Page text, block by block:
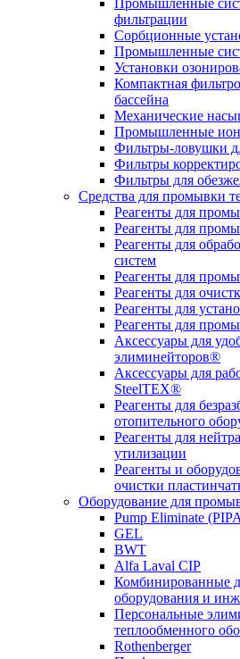
Промышленные
фильтрации
Сорбционные
Промышленные
Установки
Компактная
бассейна
Механические
Промышленные
Фильтры-ловушки
Фильтры
Фильтры для
Средства для промывки
Реагенты для
Реагенты для
Реагенты для
систем
Реагенты для
Реагенты для
Реагенты для
Реагенты для
Аксессуары для
элиминейторов®
Аксессуары для
SteelTEX®
Реагенты для
отопительного
Реагенты для
утилизации
Реагенты и
очистки
Оборудование для
Pump Eliminate
GEL
BWT
Alfa Laval CIP
Комбинированные
оборудования и
Персональные
теплообменного
Rothenberger